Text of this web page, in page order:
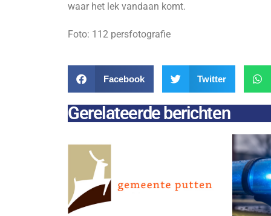
waar het lek vandaan komt.
Foto: 112 persfotografie
Facebook Twitter
Gerelateerde berichten